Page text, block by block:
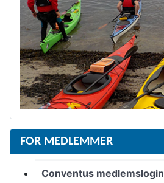
FOR MEDLEMMER
Conventus medlemslogin